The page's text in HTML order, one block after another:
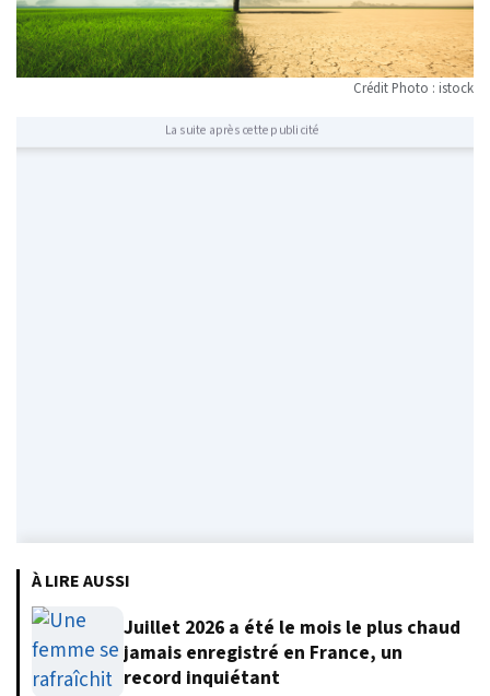
Crédit Photo : istock
La suite après cette publicité
À LIRE AUSSI
Juillet 2026 a été le mois le plus chaud
jamais enregistré en France, un
record inquiétant